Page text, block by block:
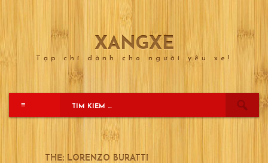
to
XANGXE
Tạp chí dành cho người yêu xe!
≡
THẺ: LORENZO BURATTI